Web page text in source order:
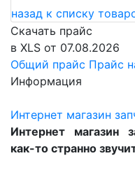
назад к списку
Скачать прайс
в XLS от 07.08.2026
Общий прайс Прайс
Информация
Интернет магазин
Интернет магазин
как-то странно